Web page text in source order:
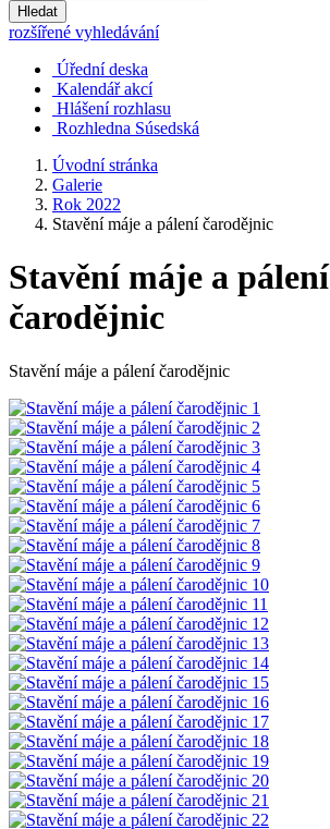
Hledat
rozšířené vyhledávání
Úřední deska
Kalendář akcí
Hlášení rozhlasu
Rozhledna Súsedská
Úvodní stránka
Galerie
Rok 2022
Stavění máje a pálení čarodějnic
Stavění máje a pálení
čarodějnic
Stavění máje a pálení čarodějnic